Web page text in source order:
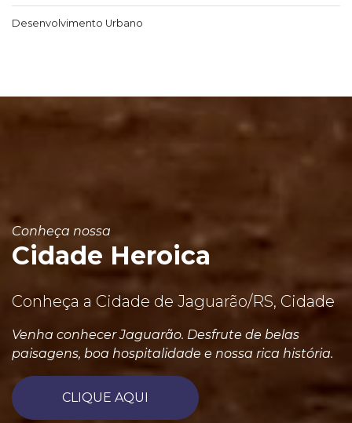
Desenvolvimento Urbano
Conheça nossa
Cidade Heroica
Conheça a Cidade de Jaguarão/RS, Cidade
Venha conhecer Jaguarão. Desfrute de belas
paisagens, boa hospitalidade e nossa rica história.
CLIQUE AQUI